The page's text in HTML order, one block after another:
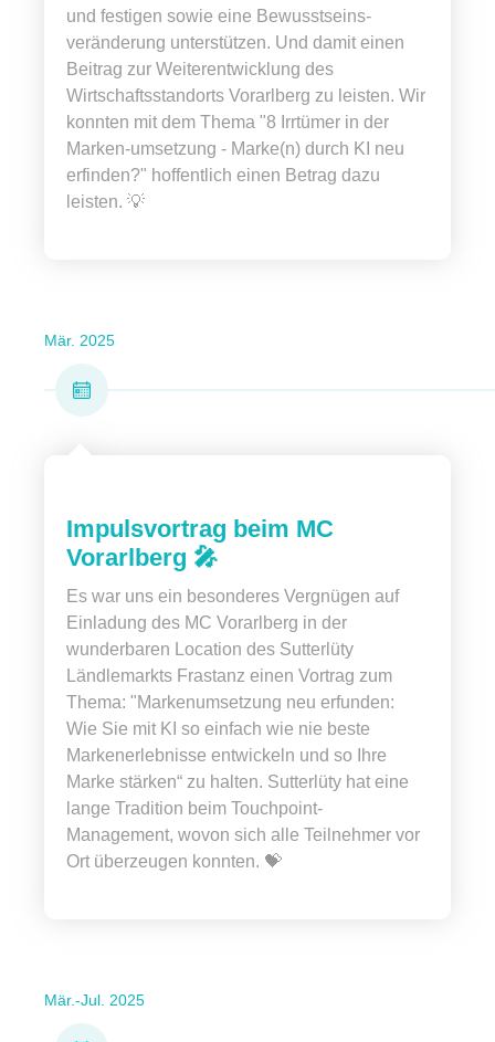
und festigen sowie eine Bewusstseins-
veränderung unterstützen. Und damit einen
Beitrag zur Weiterentwicklung des
Wirtschaftsstandorts Vorarlberg zu leisten. Wir
konnten mit dem Thema "8 Irrtümer in der
Marken-umsetzung - Marke(n) durch KI neu
erfinden?" hoffentlich einen Betrag dazu
leisten. 💡
Mär. 2025
Impulsvortrag beim MC
Vorarlberg 🎤
Es war uns ein besonderes Vergnügen auf
Einladung des MC Vorarlberg in der
wunderbaren Location des Sutterlüty
Ländlemarkts Frastanz einen Vortrag zum
Thema: "Markenumsetzung neu erfunden:
Wie Sie mit KI so einfach wie nie beste
Markenerlebnisse entwickeln und so Ihre
Marke stärken“ zu halten. Sutterlüty hat eine
lange Tradition beim Touchpoint-
Management, wovon sich alle Teilnehmer vor
Ort überzeugen konnten. 💝
Mär.-Jul. 2025